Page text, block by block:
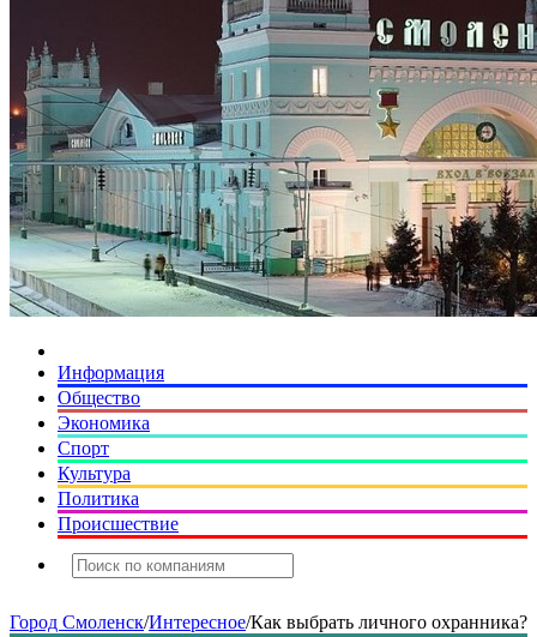
Информация
Общество
Экономика
Спорт
Культура
Политика
Происшествие
Город Смоленск/Интересное/Как выбрать личного охранника?